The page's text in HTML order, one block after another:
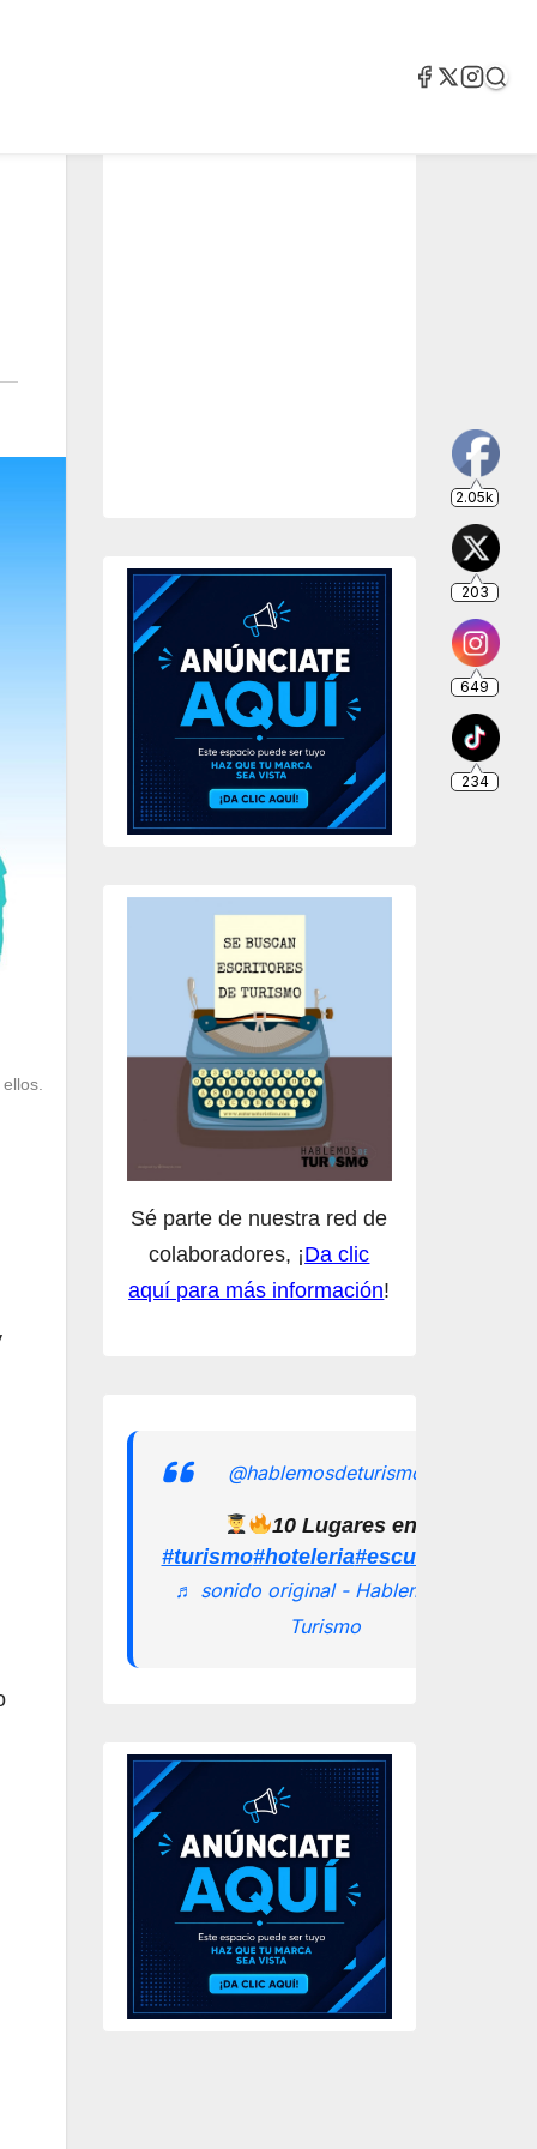
Sé parte de nuestra red de
colaboradores, ¡Da clic
aquí para más información!
@hablemosdeturismomx
10 Lugares en los que
#turismo#hoteleria
♬ sonido original - Hablemos de
Turismo
2.05k
203
649
234